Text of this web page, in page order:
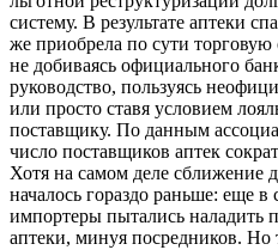
систему. В результате аптеки
же приобрела по сути торговую
не добиваясь официального
руководство, пользуясь
или просто ставя условием
поставщику. По данным
число поставщиков аптек
Хотя на самом деле сближение
началось гораздо раньше: еще
импортеры пытались наладить
аптеки, минуя посредников. Но